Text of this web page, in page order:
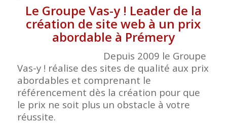
Le Groupe Vas-y ! Leader de la
création de site web à un prix
abordable à Prémery
Depuis 2009 le Groupe
Vas-y ! réalise des sites de qualité aux prix
abordables et comprenant le
référencement dès la création pour que
le prix ne soit plus un obstacle à votre
réussite.